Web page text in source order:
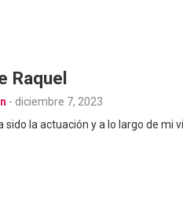
Raquel
- diciembre 7, 2023
la actuación y a lo largo de mi